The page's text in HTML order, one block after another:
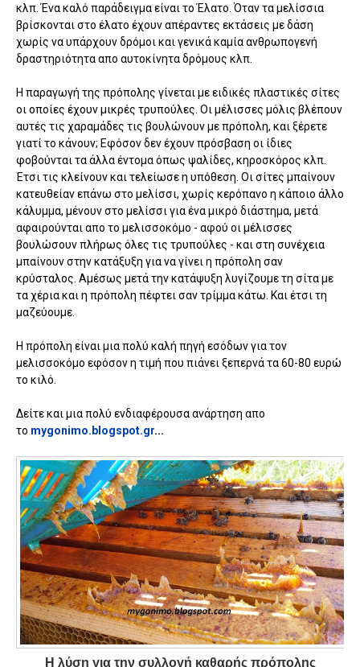
κλπ. Ένα καλό παράδειγμα είναι το Έλατο. Όταν τα μελίσσια
βρίσκονται στο έλατο έχουν απέραντες εκτάσεις με δάση
χωρίς να υπάρχουν δρόμοι και γενικά καμία ανθρωπογενή
δραστηριότητα απο αυτοκίνητα δρόμους κλπ.
Η παραγωγή της πρόπολης γίνεται με ειδικές πλαστικές σίτες
οι οποίες έχουν μικρές τρυπούλες. Οι μέλισσες μόλις βλέπουν
αυτές τις χαραμάδες τις βουλώνουν με πρόπολη, και ξέρετε
γιατί το κάνουν; Εφόσον δεν έχουν πρόσβαση οι ίδιες
φοβούνται τα άλλα έντομα όπως ψαλίδες, κηροσκόρος κλπ.
Έτσι τις κλείνουν και τελείωσε η υπόθεση. Οι σίτες μπαίνουν
κατευθείαν επάνω στο μελίσσι, χωρίς κερόπανο η κάποιο άλλο
κάλυμμα, μένουν στο μελίσσι για ένα μικρό διάστημα, μετά
αφαιρούνται απο το μελισσοκόμο - αφού οι μέλισσες
βουλώσουν πλήρως όλες τις τρυπούλες - και στη συνέχεια
μπαίνουν στην κατάξυξη για να γίνει η πρόπολη σαν
κρύσταλος. Αμέσως μετά την κατάψυξη λυγίζουμε τη σίτα με
τα χέρια και η πρόπολη πέφτει σαν τρίμμα κάτω. Και έτσι τη
μαζεύουμε.
Η πρόπολη είναι μια πολύ καλή πηγή εσόδων για τον
μελισσοκόμο εφόσον η τιμή που πιάνει ξεπερνά τα 60-80 ευρώ
το κιλό.
Δείτε και μια πολύ ενδιαφέρουσα ανάρτηση απο
το mygonimo.blogspot.gr...
Η λύση για την συλλογή καθαρής πρόπολης